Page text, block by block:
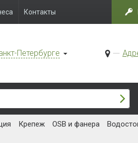
Контакты
Петербурге
Крепеж OSB и фанера